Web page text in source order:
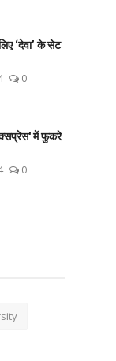
‘देवा’ के सेट
0
में फुकरे
0